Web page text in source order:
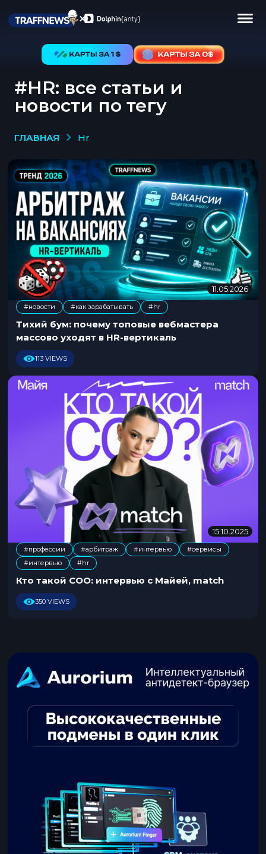
#HR: все статьи и
новости по тегу
ГЛАВНАЯ hr
11.05.20261
2
6
#новости #как зарабатывать
,
#hr
Тихий бум: почему топовые вебмастера
массово уходят в HR-вертикаль
113 VIEWS
15.10.20251
5
#профессии
,
#арбитраж
,
#интервью
#сервисы
,
#интервью
, #hr
Кто такой СОО: интервью с Майей, match
350 VIEWS